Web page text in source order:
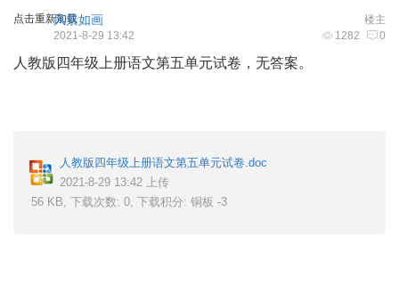
点击重新加载 楼主
风景如画
1282 0
2021-8-29 13:42
人教版四年级上册语文第五单元试卷，无答案。
人教版四年级上册语文第五单元试卷.doc
2021-8-29 13:42 上传
56 KB, 下载次数: 0, 下载积分: 铜板 -3